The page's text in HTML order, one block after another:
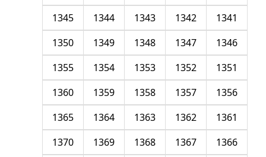
1341
1342
1343
1344
1345
1346
1347
1348
1349
1350
1351
1352
1353
1354
1355
1356
1357
1358
1359
1360
1361
1362
1363
1364
1365
1366
1367
1368
1369
1370